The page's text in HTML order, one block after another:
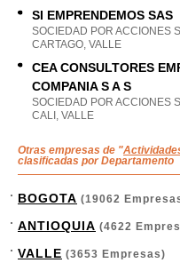
SI EMPRENDEMOS SAS
SOCIEDAD POR ACCIONES
CARTAGO, VALLE
CEA CONSULTORES
COMPANIA S A S
SOCIEDAD POR ACCIONES
CALI, VALLE
Otras empresas de "
clasificadas por Departamento
BOGOTA (19062
ANTIOQUIA (4622
VALLE (3653 Empresas)